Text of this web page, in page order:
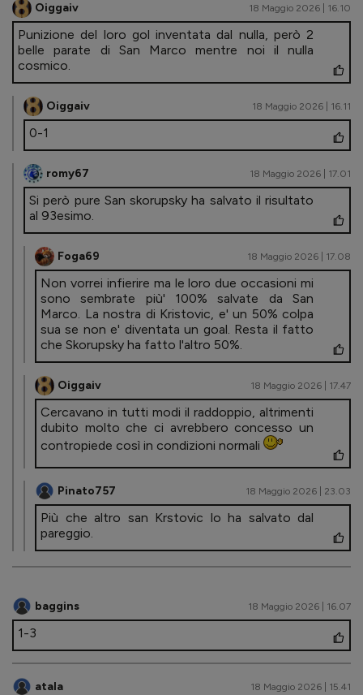
Oiggaiv 18 Maggio 2026 | 16.10
Punizione del loro gol inventata dal nulla, però 2
belle parate di San Marco mentre noi il nulla
cosmico.
Oiggaiv 18 Maggio 2026 | 16.11
0-1
romy67 18 Maggio 2026 | 17.01
Si però pure San skorupsky ha salvato il risultato
al 93esimo.
Foga69 18 Maggio 2026 | 17.08
Non vorrei infierire ma le loro due occasioni mi
sono sembrate più' 100% salvate da San
Marco. La nostra di Kristovic, e' un 50% colpa
sua se non e' diventata un goal. Resta il fatto
che Skorupsky ha fatto l'altro 50%.
Oiggaiv 18 Maggio 2026 | 17.47
Cercavano in tutti modi il raddoppio, altrimenti
dubito molto che ci avrebbero concesso un
contropiede così in condizioni normali
Pinato757 18 Maggio 2026 | 23.03
Più che altro san Krstovic lo ha salvato dal
pareggio.
baggins 18 Maggio 2026 | 16.07
1-3
atala 18 Maggio 2026 | 15.41